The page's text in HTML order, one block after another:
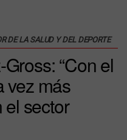
DE LA SALUD Y DEL DEPORTE
“Con el
vez más
sector